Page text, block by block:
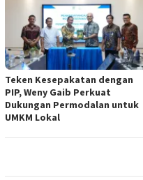
Teken Kesepakatan dengan
PIP, Weny Gaib Perkuat
Dukungan Permodalan untuk
UMKM Lokal